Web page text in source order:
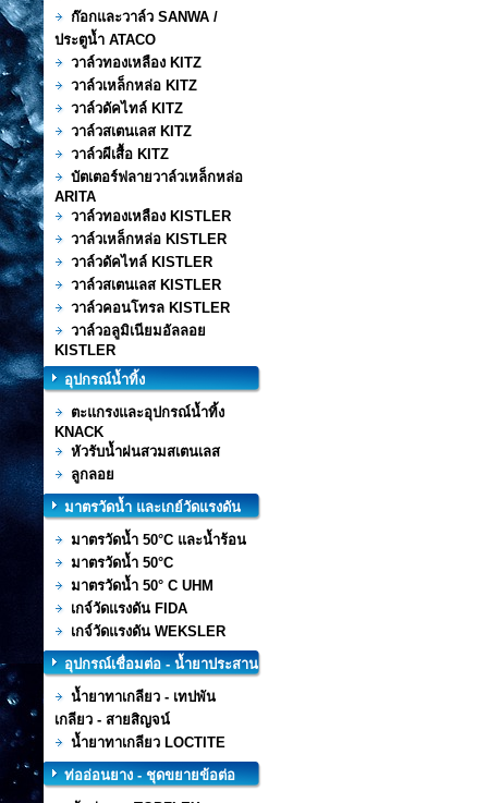
ก๊อกและวาล์ว SANWA /
ประตูน้ำ ATACO
วาล์วทองเหลือง KITZ
วาล์วเหล็กหล่อ KITZ
วาล์วดัคไทล์ KITZ
วาล์วสเตนเลส KITZ
วาล์วผีเสื้อ KITZ
บัตเตอร์ฟลายวาล์วเหล็กหล่อ
ARITA
วาล์วทองเหลือง KISTLER
วาล์วเหล็กหล่อ KISTLER
วาล์วดัคไทล์ KISTLER
วาล์วสเตนเลส KISTLER
วาล์วคอนโทรล KISTLER
วาล์วอลูมิเนียมอัลลอย
KISTLER
อุปกรณ์น้ำทิ้ง
ตะแกรงและอุปกรณ์น้ำทิ้ง
KNACK
หัวรับน้ำฝนสวมสเตนเลส
ลูกลอย
มาตรวัดน้ำ และเกย์วัดแรงดัน
มาตรวัดน้ำ 50°C และน้ำร้อน
มาตรวัดน้ำ 50°C
มาตรวัดน้ำ 50° C UHM
เกจ์วัดแรงดัน FIDA
เกจ์วัดแรงดัน WEKSLER
อุปกรณ์เชื่อมต่อ - น้ำยาประสาน
ท่อน้ำยาทาเกลียว - เทปพัน
เกลียว - สายสิญจน์
น้ำยาทาเกลียว LOCTITE
ท่ออ่อนยาง - ชุดขยายข้อต่อ